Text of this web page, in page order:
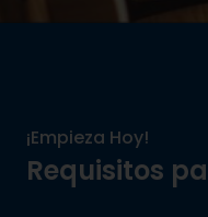
¡Empieza Hoy!
Requisitos